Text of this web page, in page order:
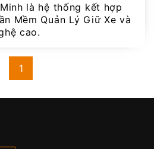
là hệ thống kết hợp
Mềm Quản Lý Giữ Xe và
cao.
1